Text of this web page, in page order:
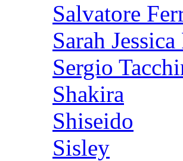
Salvatore
Sarah
Sergio
Shakira
Shiseido
Sisley